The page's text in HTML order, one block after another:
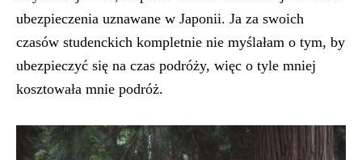
ubezpieczenia uznawane w Japonii. Ja za swoich
czasów studenckich kompletnie nie myślałam o tym, by
ubezpieczyć się na czas podróży, więc o tyle mniej
kosztowała mnie podróż.